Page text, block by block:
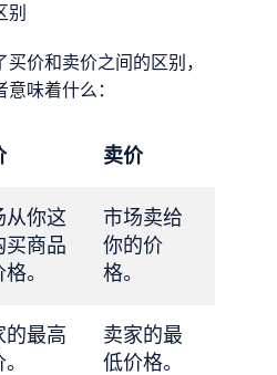
别
价和卖价之间的区别，
味着什么：
卖价
从你这
买商品
。
市场卖给
你的价
格。
的最高
卖家的最
低价格。